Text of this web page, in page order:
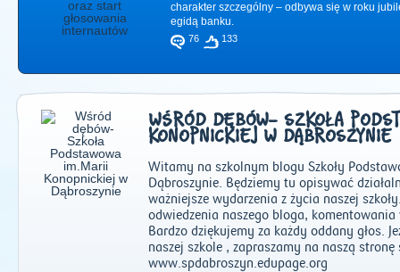
charakter szczególny – odbywa się w roku
egidą banku.
76 133
WŚRÓD DĘBÓW- SZKOŁA
KONOPNICKIEJ W DĄBROSZYNIE
Witamy na szkolnym blogu Szkoły
Dąbroszynie. Będziemy tu opisywać
ważniejsze wydarzenia z życia naszej
odwiedzenia naszego bloga,
Bardzo dziękujemy za każdy oddany głos.
naszej szkole , zapraszamy na naszą stronę
www.spdabroszyn.edupage.org
2011| 2012|